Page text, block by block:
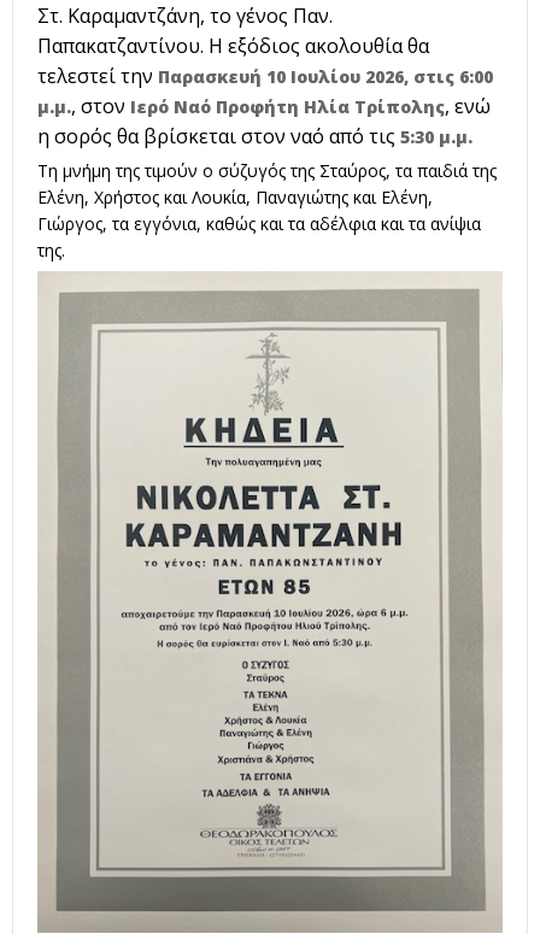
Στ. Καραμαντζάνη, το γένος Παν.
Παπακατζαντίνου. Η εξόδιος ακολουθία θα
τελεστεί την Παρασκευή 10 Ιουλίου 2026, στις 6:00
μ.μ., στον Ιερό Ναό Προφήτη Ηλία Τρίπολης, ενώ
η σορός θα βρίσκεται στον ναό από τις 5:30 μ.μ.
Τη μνήμη της τιμούν ο σύζυγός της Σταύρος, τα παιδιά της
Ελένη, Χρήστος και Λουκία, Παναγιώτης και Ελένη,
Γιώργος, τα εγγόνια, καθώς και τα αδέλφια και τα ανίψια
της.